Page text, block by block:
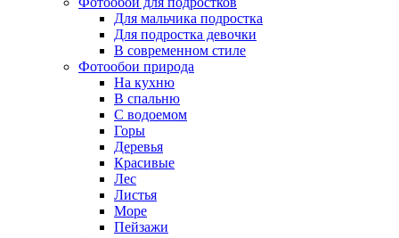
Для мальчика подростка
Для подростка девочки
В современном стиле
Фотообои природа
На кухню
В спальню
С водоемом
Горы
Деревья
Красивые
Лес
Листья
Море
Пейзажи